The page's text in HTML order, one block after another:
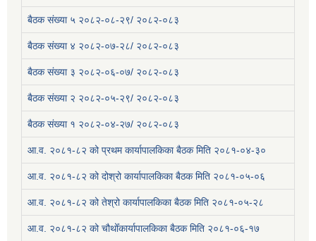
बैठक संख्या ५ २०८२-०८-२९/ २०८२-०८३
बैठक संख्या ४ २०८२-०७-२८/ २०८२-०८३
बैठक संख्या ३ २०८२-०६-०७/ २०८२-०८३
बैठक संख्या २ २०८२-०५-२९/ २०८२-०८३
बैठक संख्या १ २०८२-०४-२७/ २०८२-०८३
आ.व. २०८१-८२ को प्रथम कार्यापालकिका बैठक मिति २०८१-०४-३०
आ.व. २०८१-८२ को दोश्रो कार्यापालकिका बैठक मिति २०८१-०५-०६
आ.व. २०८१-८२ को तेश्रो कार्यापालकिका बैठक मिति २०८१-०५-२८
आ.व. २०८१-८२ को चौथोँकार्यापालकिका बैठक मिति २०८१-०६-१७